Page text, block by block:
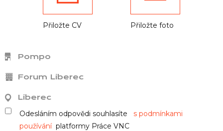
Přiložte CV Přiložte foto
Pompo
Forum Liberec
Liberec
Odesláním odpovědi souhlasíte s podmínkami
používáníplatformy Práce VNC